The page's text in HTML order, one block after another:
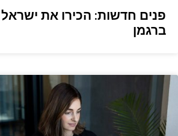
פנים חדשות: הכירו את ישראל
ברגמן